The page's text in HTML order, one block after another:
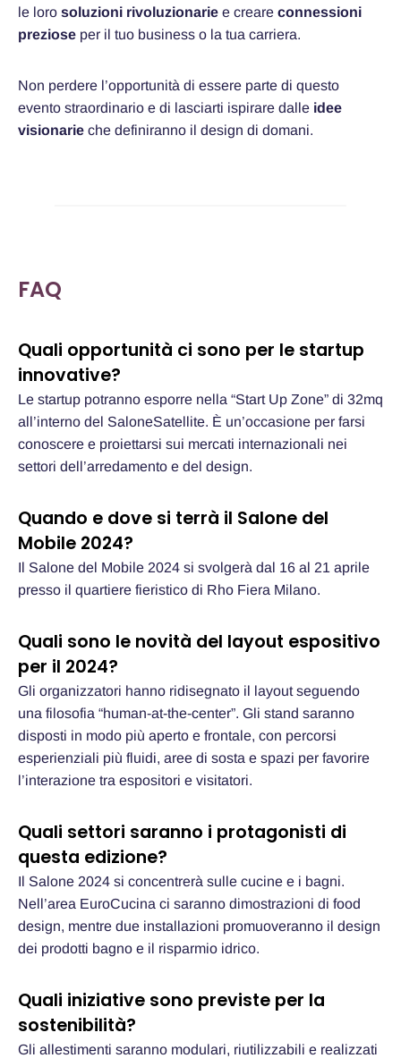
le loro soluzioni rivoluzionarie e creare connessioni
preziose per il tuo business o la tua carriera.
Non perdere l’opportunità di essere parte di questo
evento straordinario e di lasciarti ispirare dalle idee
visionarie che definiranno il design di domani.
FAQ
Quali opportunità ci sono per le startup
innovative?
Le startup potranno esporre nella “Start Up Zone” di 32mq
all’interno del SaloneSatellite. È un’occasione per farsi
conoscere e proiettarsi sui mercati internazionali nei
settori dell’arredamento e del design.
Quando e dove si terrà il Salone del
Mobile 2024?
Il Salone del Mobile 2024 si svolgerà dal 16 al 21 aprile
presso il quartiere fieristico di Rho Fiera Milano.
Quali sono le novità del layout espositivo
per il 2024?
Gli organizzatori hanno ridisegnato il layout seguendo
una filosofia “human-at-the-center”. Gli stand saranno
disposti in modo più aperto e frontale, con percorsi
esperienziali più fluidi, aree di sosta e spazi per favorire
l’interazione tra espositori e visitatori.
Quali settori saranno i protagonisti di
questa edizione?
Il Salone 2024 si concentrerà sulle cucine e i bagni.
Nell’area EuroCucina ci saranno dimostrazioni di food
design, mentre due installazioni promuoveranno il design
dei prodotti bagno e il risparmio idrico.
Quali iniziative sono previste per la
sostenibilità?
Gli allestimenti saranno modulari, riutilizzabili e realizzati